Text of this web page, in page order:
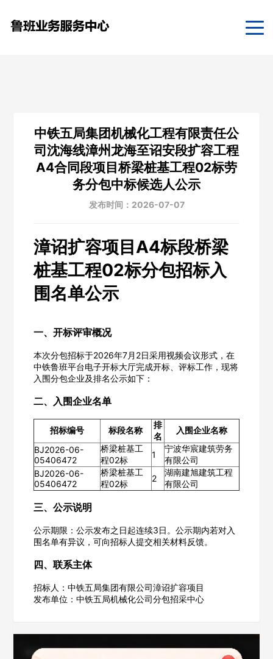
中铁五局集团机械化工程有限责任公
司沈海线漳州龙海至诏安段扩容工程
A4合同段项目桥梁桩基工程02标劳
务分包中标候选人公示
发布时间：2026-07-07
漳诏扩容项目A4标段桥梁
桩基工程02标分包招标入
围名单公示
一、开标评审概况
本次分包招标于2026年7月2日采用视频会议形式，在
中铁鲁班平台电子开标大厅完成开标、评标工作，现将
入围分包企业及排名公示如下：
二、入围企业名单
招标编号 标段名称
排
名
入围企业名称
BJ2026-06-
05406472
桥梁桩基工
程02标
1
宁波华宸建筑劳务
有限公司
BJ2026-06-
05406472
桥梁桩基工
程02标
2
湖南建旭建筑工程
有限公司
三、公示说明
公示期限：公示发布之日起连续3日。公示期内若对入
围名单有异议，可向招标人提交相关材料反馈。
四、联系主体
招标人：中铁五局集团有限公司漳诏扩容项目
发布单位：中铁五局机械化公司分包招采中心
公司名称